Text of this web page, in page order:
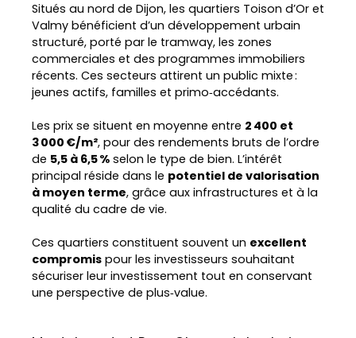
Situés au nord de Dijon, les quartiers Toison d’Or et
Valmy bénéficient d’un développement urbain
structuré, porté par le tramway, les zones
commerciales et des programmes immobiliers
récents. Ces secteurs attirent un public mixte :
jeunes actifs, familles et primo‑accédants.
Les prix se situent en moyenne entre 2 400 et
3 000 €/m², pour des rendements bruts de l’ordre
de 5,5 à 6,5 % selon le type de bien. L’intérêt
principal réside dans le potentiel de valorisation
à moyen terme, grâce aux infrastructures et à la
qualité du cadre de vie.
Ces quartiers constituent souvent un excellent
compromis pour les investisseurs souhaitant
sécuriser leur investissement tout en conservant
une perspective de plus‑value.